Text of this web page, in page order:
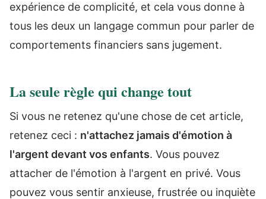
expérience de complicité, et cela vous donne à
tous les deux un langage commun pour parler de
comportements financiers sans jugement.
La seule règle qui change tout
Si vous ne retenez qu'une chose de cet article,
retenez ceci : n'attachez jamais d'émotion à
l'argent devant vos enfants. Vous pouvez
attacher de l'émotion à l'argent en privé. Vous
pouvez vous sentir anxieuse, frustrée ou inquiète